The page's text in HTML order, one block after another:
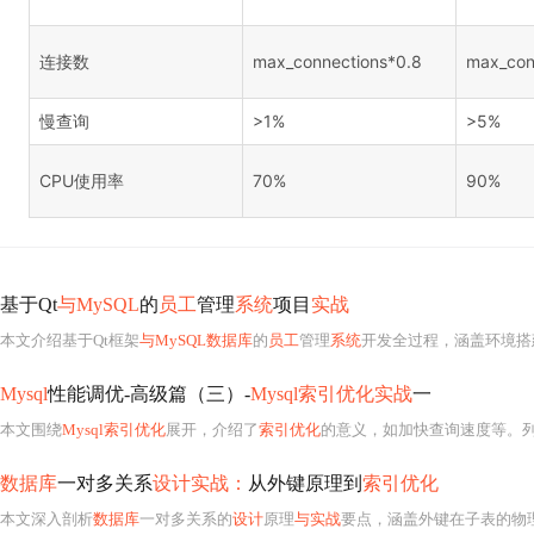
连接数 max_connections*0.8
慢查询 >1% >5%
CPU使用率 70% 90%
基于Qt与MySQL的 员工管理系统项目 实战
本文介绍基于Qt框架与MySQL数据库的 员工管理系统开发全过程，涵盖环境
Mysql性能调优-高级篇（三）-Mysql索引优化实战一
本文围绕Mysql索引优化展开，介绍了索引优化的意义，如加快查询速度等。
数据库一对多关系设计实战： 从外键原理到 索引优化
本文深入剖析数据库一对多关系的设计原理与实战要点，涵盖外键在子表的物